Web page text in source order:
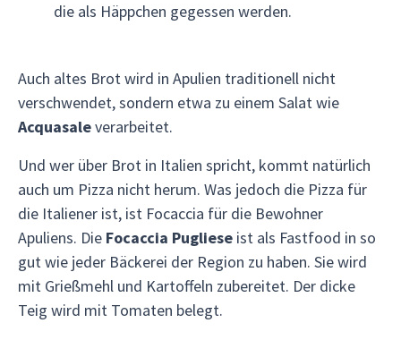
die als Häppchen gegessen werden.
Auch altes Brot wird in Apulien traditionell nicht
verschwendet, sondern etwa zu einem Salat wie
Acquasaleverarbeitet.
Und wer über Brot in Italien spricht, kommt natürlich
auch um Pizza nicht herum. Was jedoch die Pizza für
die Italiener ist, ist Focaccia für die Bewohner
Apuliens. Die Focaccia Pugliese ist als Fastfood in so
gut wie jeder Bäckerei der Region zu haben. Sie wird
mit Grießmehl und Kartoffeln zubereitet. Der dicke
Teig wird mit Tomaten belegt.